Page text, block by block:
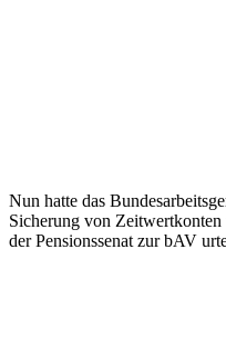
Nun hatte das
Sicherung von
der Pensionssenat zur bAV